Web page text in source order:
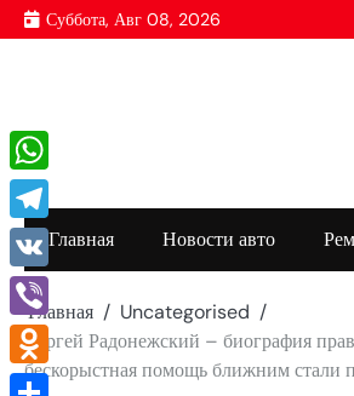
Перейти
к
Суббота, Авг 08, 2026
Главная Новости авто
Главная
Uncategorised
Сергей Радонежский – биография
бескорыстная помощь ближним
WhatsApp
Telegram
VK
Viber
Odnoklassniki